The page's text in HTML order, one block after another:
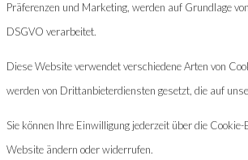
Präferenzen und Marketing, werden auf Grundlage
DSGVO verarbeitet.
Diese Website verwendet verschiedene Arten von
werden von Drittanbieterdiensten gesetzt, die auf
Sie können Ihre Einwilligung jederzeit über die
Website ändern oder widerrufen.